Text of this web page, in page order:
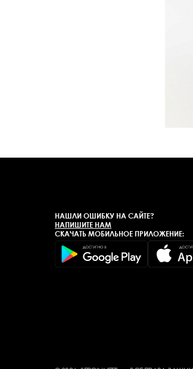
НАШЛИ ОШИБКУ НА САЙТЕ?
НАПИШИТЕ НАМ
СКАЧАТЬ МОБИЛЬНОЕ ПРИЛОЖЕНИЕ: